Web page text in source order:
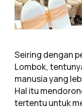
Seiring dengan
Lombok,
manusia yang
Hal itu
tertentu untuk